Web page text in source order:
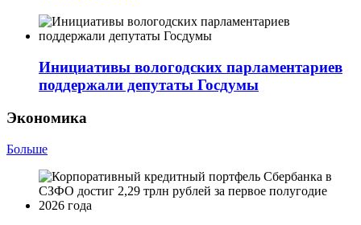
Инициативы вологодских парламентариев
поддержали депутаты Госдумы
Экономика
Больше